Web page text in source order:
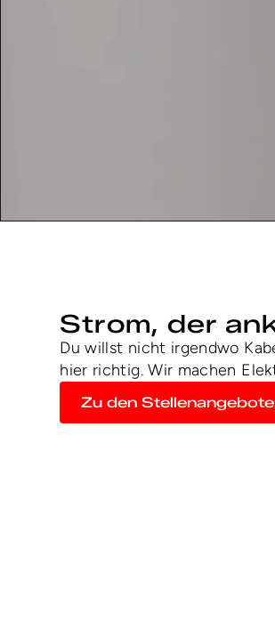
Strom, der
Du willst nicht irgendwo
hier richtig. Wir machen
Zu den